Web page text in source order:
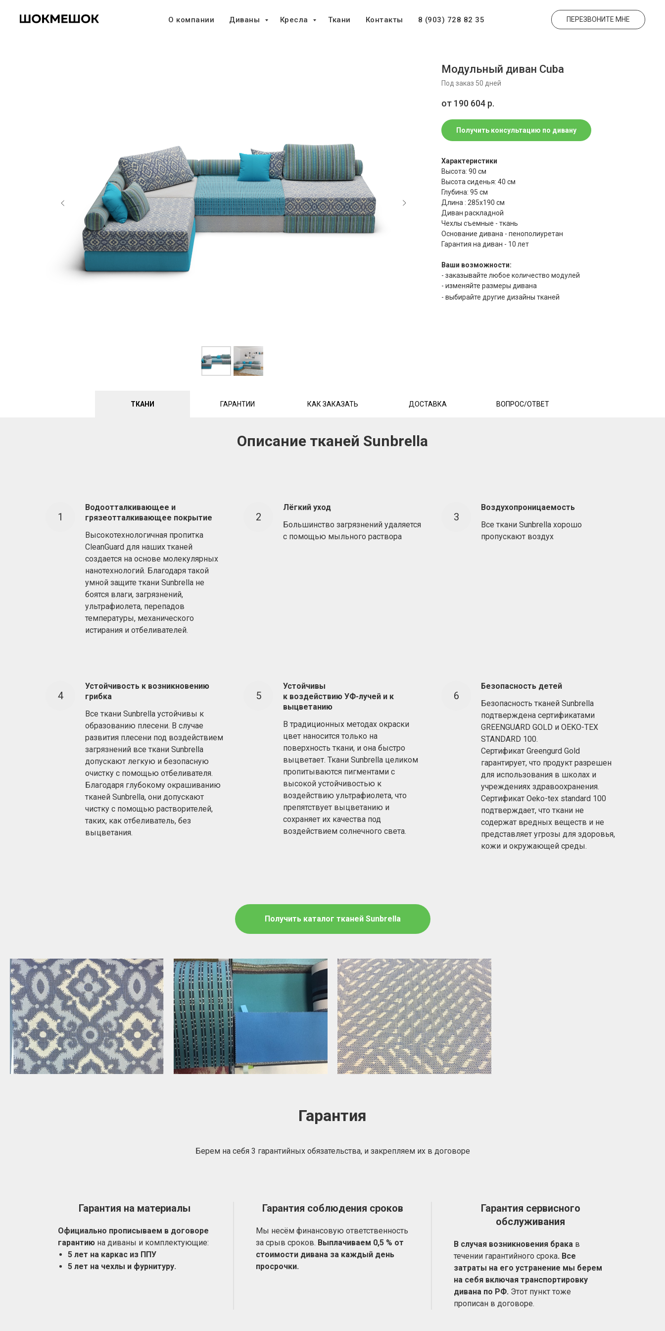
О компании Диваны Кресла Ткани Контакты 8 (903) 728 82 35 ПЕРЕЗВОНИТЕ МНЕ
Модульный диван Cuba
Под заказ 50 дней
от 190 604 р.
Получить консультацию по дивану
Характеристики
Высота: 90 см
Высота сиденья: 40 см
Глубина: 95 см
Длина : 285х190 см
Диван раскладной
Чехлы съемные - ткань
Основание дивана - пенополиуретан
Гарантия на диван - 10 лет
Ваши возможности:
- заказывайте любое количество модулей
- изменяйте размеры дивана
- выбирайте другие дизайны тканей
ТКАНИ ГАРАНТИИ КАК ЗАКАЗАТЬ ДОСТАВКА ВОПРОС/ОТВЕТ
Описание тканей Sunbrella
Водоотталкивающее и
грязеотталкивающее покрытие
Высокотехнологичная пропитка
CleanGuard для наших тканей
создается на основе молекулярных
нанотехнологий. Благодаря такой
умной защите ткани Sunbrella не
боятся влаги, загрязнений,
ультрафиолета, перепадов
температуры, механического
истирания и отбеливателей.
Лёгкий уход
Большинство загрязнений удаляется
с помощью мыльного раствора
Воздухопроницаемость
Все ткани Sunbrella хорошо
пропускают воздух
Устойчивость к возникновению
грибка
Все ткани Sunbrella устойчивы к
образованию плесени. В случае
развития плесени под воздействием
загрязнений все ткани Sunbrella
допускают легкую и безопасную
очистку с помощью отбеливателя.
Благодаря глубокому окрашиванию
тканей Sunbrella, они допускают
чистку с помощью растворителей,
таких, как отбеливатель, без
выцветания.
Устойчивы
к воздействию УФ-лучей и к
выцветанию
В традиционных методах окраски
цвет наносится только на
поверхность ткани, и она быстро
выцветает. Ткани Sunbrella целиком
пропитываются пигментами с
высокой устойчивостью к
воздействию ультрафиолета, что
препятствует выцветанию и
сохраняет их качества под
воздействием солнечного света.
Безопасность детей
Безопасность тканей Sunbrella
подтверждена сертификатами
GREENGUARD GOLD и OEKO-TEX
STANDARD 100.
Сертификат Greengurd Gold
гарантирует, что продукт разрешен
для использования в школах и
учреждениях здравоохранения.
Сертификат Oeko-tex standard 100
подтверждает, что ткани не
содержат вредных веществ и не
представляет угрозы для здоровья,
кожи и окружающей среды.
Получить каталог тканей Sunbrella
Гарантия
Берем на себя 3 гарантийных обязательства, и закрепляем их в договоре
Гарантия на материалы
Официально прописываем в договоре
гарантию на диваны и комплектующие:
5 лет на каркас из ППУ
5 лет на чехлы и фурнитуру.
Гарантия соблюдения сроков
Мы несём финансовую ответственность
за срыв сроков. Выплачиваем 0,5 % от
стоимости дивана за каждый день
просрочки.
Гарантия сервисного
обслуживания
В случая возникновения брака в
течении гарантийного срока. Все
затраты на его устранение мы берем
на себя включая транспортировку
дивана по РФ. Этот пункт тоже
прописан в договоре.